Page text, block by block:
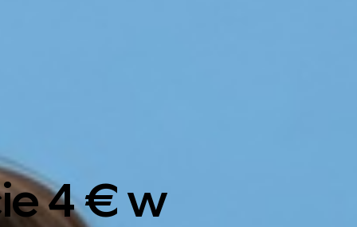
4 € w